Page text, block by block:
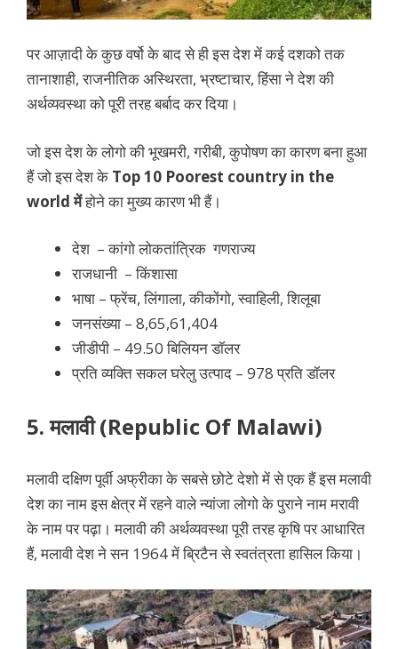
पर आज़ादी के कुछ वर्षो के बाद से ही इस देश में कई दशको तक
तानाशाही, राजनीतिक अस्थिरता, भ्रष्टाचार, हिंसा ने देश की
अर्थव्यवस्था को पूरी तरह बर्बाद कर दिया।
जो इस देश के लोगो की भूखमरी, गरीबी, कुपोषण का कारण बना हुआ
हैं जो इस देश के Top 10 Poorest country in the
world मेंहोने का मुख्य कारण भी हैं।
देश –कांगो लोकतांत्रिक गणराज्य
राजधानी – किंशासा
भाषा – फ्रेंच, लिंगाला, कीकोंगो, स्वाहिली, शिलूबा
जनसंख्या – 8,65,61,404
जीडीपी – 49.50 बिलियन डॉलर
प्रति व्यक्ति सकल घरेलु उत्पाद – 978 प्रति डॉलर
5.मलावी (Republic Of Malawi)
मलावी दक्षिण पूर्वी अफ्रीका के सबसे छोटे देशो में से एक हैं इस मलावी
देश का नाम इस क्षेत्र में रहने वाले न्यांजा लोगो के पुराने नाम मरावी
के नाम पर पढ़ा। मलावी की अर्थव्यवस्था पूरी तरह कृषि पर आधारित
हैं, मलावी देश ने सन 1964 में ब्रिटैन से स्वतंत्रता हासिल किया।